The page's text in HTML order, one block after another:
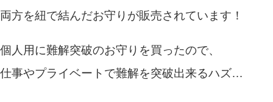
両方を紐で結んだお守りが販売されています！
個人用に難解突破のお守りを買ったので、
仕事やプライベートで難解を突破出来るハズ…